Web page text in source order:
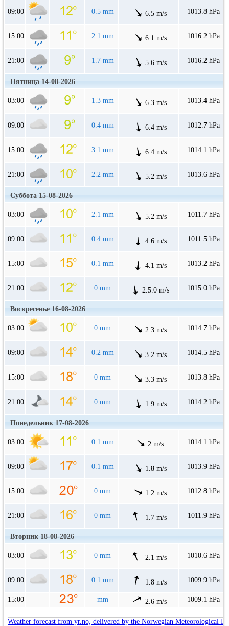
09:00 0.5 mm 6.5 m/s 1013.8 hPa
15:00 2.1 mm 6.1 m/s 1016.2 hPa
21:00 1.7 mm 5.6 m/s 1016.2 hPa
Пятница 14-08-2026
03:00 1.3 mm 6.3 m/s 1013.4 hPa
09:00 0.4 mm 6.4 m/s 1012.7 hPa
15:00 3.1 mm 6.4 m/s 1014.1 hPa
21:00 2.2 mm 5.2 m/s 1013.6 hPa
Суббота 15-08-2026
03:00 2.1 mm 5.2 m/s 1011.7 hPa
09:00 0.4 mm 4.6 m/s 1011.5 hPa
15:00 0.1 mm 4.1 m/s 1013.2 hPa
21:00 0 mm 2.5.0 m/s 1015.0 hPa
Воскресенье 16-08-2026
03:00 0 mm 2.3 m/s 1014.7 hPa
09:00 0.2 mm 3.2 m/s 1014.5 hPa
15:00 0 mm 3.3 m/s 1013.8 hPa
21:00 0 mm 1.9 m/s 1014.2 hPa
Понедельник 17-08-2026
03:00 0.1 mm 2 m/s 1014.1 hPa
09:00 0.1 mm 1.8 m/s 1013.9 hPa
15:00 0 mm 1.2 m/s 1012.8 hPa
21:00 0 mm 1.7 m/s 1011.9 hPa
Вторник 18-08-2026
03:00 0 mm 2.1 m/s 1010.6 hPa
09:00 0.1 mm 1.8 m/s 1009.9 hPa
15:00 mm 2.6 m/s 1009.1 hPa
Weather forecast from yr.no, delivered by the Norwegian Meteorological